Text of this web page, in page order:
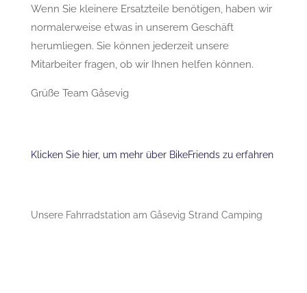
Wenn Sie kleinere Ersatzteile benötigen, haben wir
normalerweise etwas in unserem Geschäft
herumliegen. Sie können jederzeit unsere
Mitarbeiter fragen, ob wir Ihnen helfen können.
Grüße Team Gåsevig
Klicken Sie hier, um mehr über BikeFriends zu erfahren
Unsere Fahrradstation am Gåsevig Strand Camping